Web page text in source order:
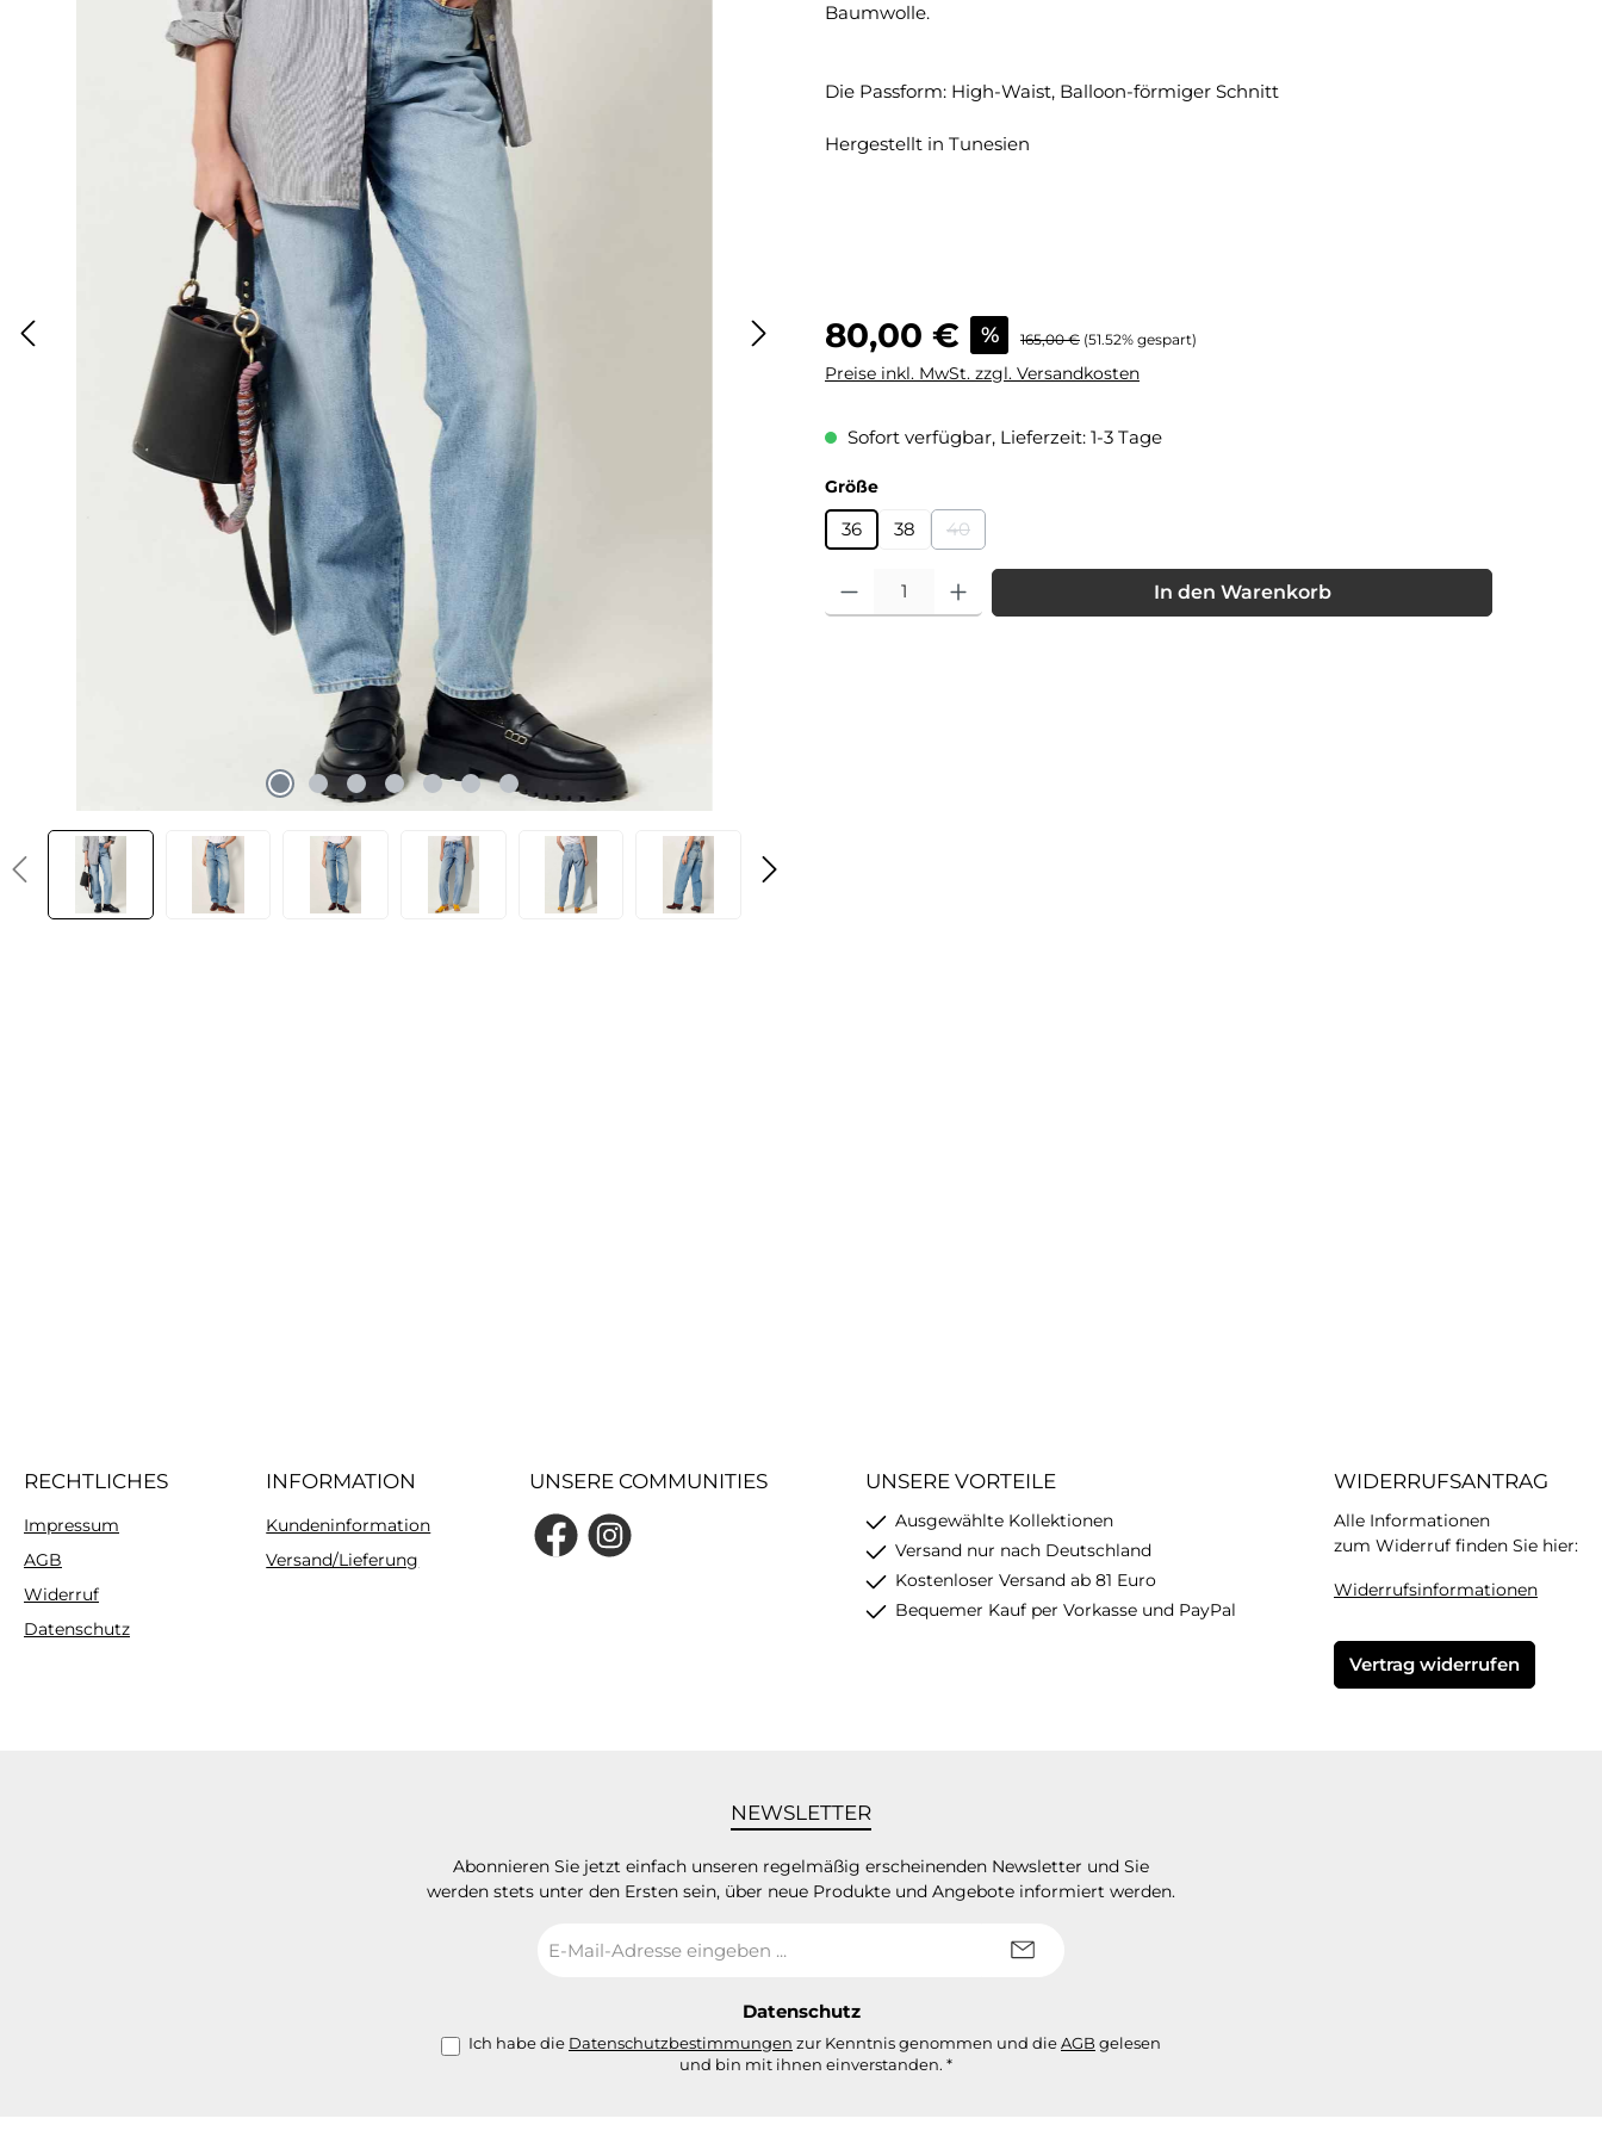
Baumwolle.
Die Passform: High-Waist, Balloon-förmiger Schnitt
Hergestellt in Tunesien
Verkaufspreis:
80,00 € % Regulärer Preis:
165,00 € (51.52% gespart)
Preise inkl. MwSt. zzgl. Versandkosten
Sofort verfügbar, Lieferzeit: 1-3 Tage
Größeauswählen
36 38 40
(Diese Option ist zurzeit nicht verfügbar.)
Produkt Anzahl: Gib den gewünschten Wert ein oder benutze die Schaltflächen um die
In den Warenkorb
RECHTLICHES
Impressum
AGB
Widerruf
Datenschutz
INFORMATION
Kundeninformation
Versand/Lieferung
UNSERE COMMUNITIES
FacebookInstagram
UNSERE VORTEILE
Ausgewählte Kollektionen
Versand nur nach Deutschland
Kostenloser Versand ab 81 Euro
Bequemer Kauf per Vorkasse und PayPal
WIDERRUFSANTRAG
Alle Informationen
zum Widerruf finden Sie hier:
Widerrufsinformationen
Vertrag widerrufen
NEWSLETTER
Abonnieren Sie jetzt einfach unseren regelmäßig erscheinenden Newsletter und Sie
werden stets unter den Ersten sein, über neue Produkte und Angebote informiert werden.
Mail-
Datenschutz
Ich habe die Datenschutzbestimmungen zur Kenntnis genommen und dieAGB gelesen
und bin mit ihnen einverstanden. *